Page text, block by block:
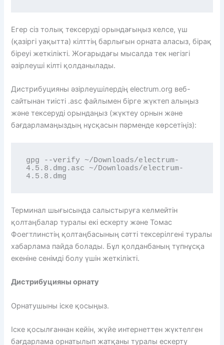
Егер сіз толық тексеруді орындағыңыз келсе, үш
(қазіргі уақытта) кілттің барлығын орната аласыз, бірақ
біреуі жеткілікті. Жоғарыдағы мысалда тек негізгі
әзірлеуші ​​кілті қолданылады.
Дистрибуцияны әзірлеушілердің electrum.org веб-
сайтынан тиісті .asc файлымен бірге жүктеп алыңыз
және тексеруді орындаңыз (жүктеу орнын және
бағдарламаңыздың нұсқасын пәрменде көрсетіңіз):
gpg --verify ~/Downloads/electrum-
4.5.8.dmg.asc ~/Downloads/electrum-
4.5.8.dmg
Терминал шығысында салыстыруға келмейтін
қолтаңбалар туралы екі ескерту және Томас
Фоегтлинстің қолтаңбасының сәтті тексерілгені туралы
хабарлама пайда болады. Бұл қолданбаның түпнұсқа
екеніне сенімді болу үшін жеткілікті.
Дистрибуцияны орнату
Орнатушыны іске қосыңыз.
Іске қосылғаннан кейін, жүйе интернеттен жүктелген
бағдарлама орнатылып жатқаны туралы ескерту